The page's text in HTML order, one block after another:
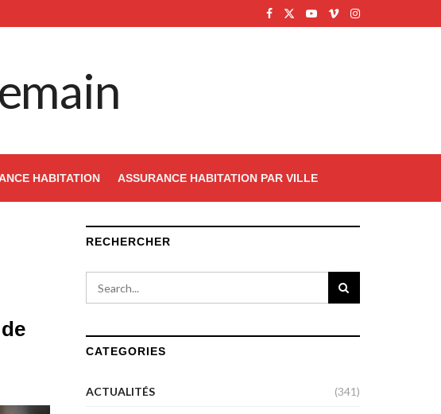
HABITATION ASSURANCE HABITATION PAR VILLE
RECHERCHER
CATEGORIES
ACTUALITÉS (341)